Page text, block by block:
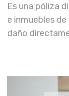
Es una póliza
e inmuebles
daño